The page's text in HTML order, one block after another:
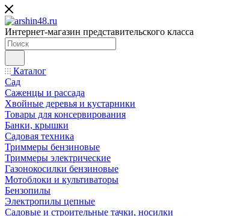
Интернет-магазин представительского класса
Каталог
Сад
Саженцы и рассада
Хвойные деревья и кустарники
Товары для консервирования
Банки, крышки
Садовая техника
Триммеры бензиновые
Триммеры электрические
Газонокосилки бензиновые
Мотоблоки и культиваторы
Бензопилы
Электропилы цепные
Садовые и строительные тачки, носилки